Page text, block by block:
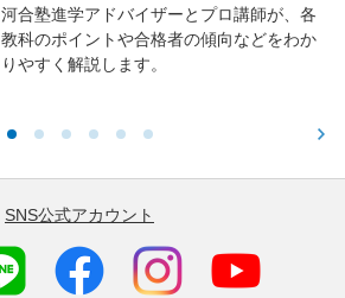
河合塾進学アドバイザーとプロ講師が、各
教科のポイントや合格者の傾向などをわか
りやすく解説します。
SNS公式アカウント